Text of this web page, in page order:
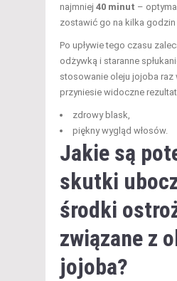
najmniej 40 minut –
zostawić go na kilka godzin
Po upływie tego czasu
odżywką i staranne
stosowanie oleju jojoba raz
przyniesie widoczne
zdrowy blask,
piękny wygląd włosów.
Jakie są
skutki
środki
związane z
jojoba?